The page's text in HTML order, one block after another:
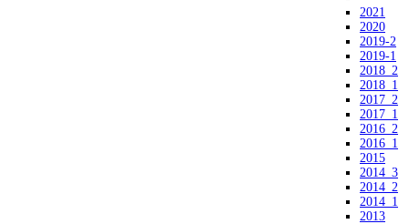
2021
2020
2019-2
2019-1
2018_2
2018_1
2017_2
2017_1
2016_2
2016_1
2015
2014_3
2014_2
2014_1
2013